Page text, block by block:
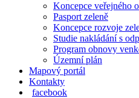
Koncepce veřejného
Pasport zeleně
Koncepce rozvoje
Studie nakládání s
Program obnovy
Územní plán
Mapový portál
Kontakty
facebook